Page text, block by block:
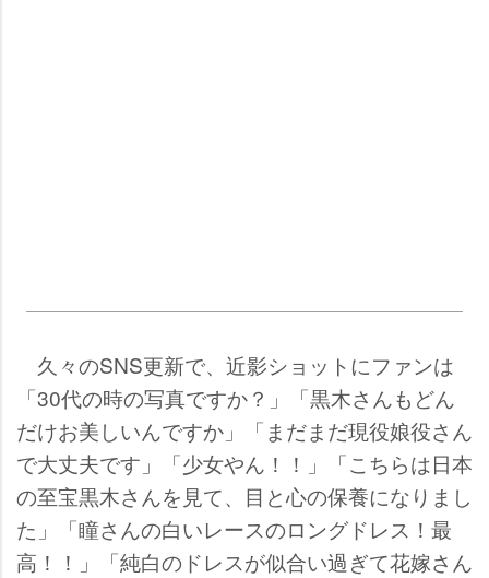
久々のSNS更新で、近影ショットにファンは
「30代の時の写真ですか？」「黒木さんもどん
だけお美しいんですか」「まだまだ現役娘役さん
で大丈夫です」「少女やん！！」「こちらは日本
の至宝黒木さんを見て、目と心の保養になりまし
た」「瞳さんの白いレースのロングドレス！最
高！！」「純白のドレスが似合い過ぎて花嫁さん